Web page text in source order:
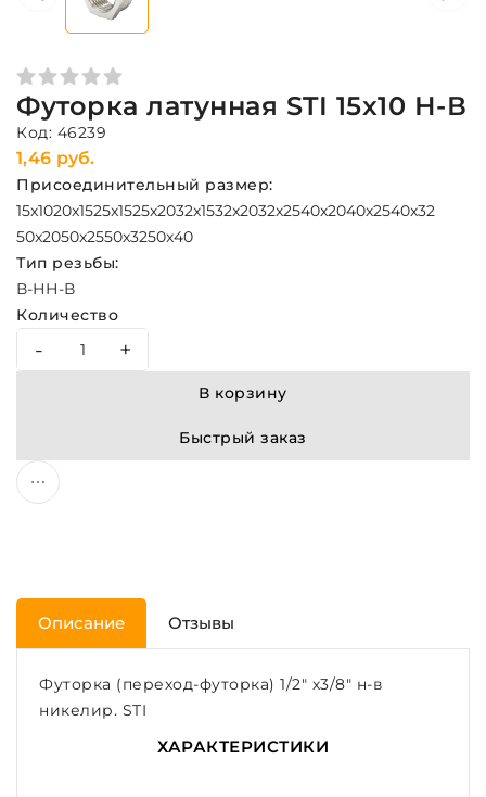
Футорка латунная STI 15x10 Н-В
Код: 46239
1,46 руб.
Присоединительный размер:
15x1020x1525x1525x2032x1532x2032x2540x2040x2540x32
50x2050x2550x3250x40
Тип резьбы:
В-НН-В
Количество
- +
В корзину
Быстрый заказ
Описание Отзывы
Футорка (переход-футорка) 1/2" х3/8" н-в
никелир. STI
ХАРАКТЕРИСТИКИ